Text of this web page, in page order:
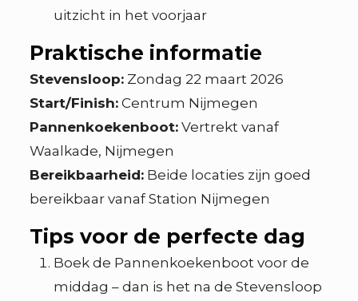
uitzicht in het voorjaar
Praktische informatie
Stevensloop:Zondag 22 maart 2026
Start/Finish:Centrum Nijmegen
Pannenkoekenboot:Vertrekt vanaf
Waalkade, Nijmegen
Bereikbaarheid:Beide locaties zijn goed
bereikbaar vanaf Station Nijmegen
Tips voor de perfecte dag
Boek de Pannenkoekenboot voor de
middag – dan is het na de Stevensloop